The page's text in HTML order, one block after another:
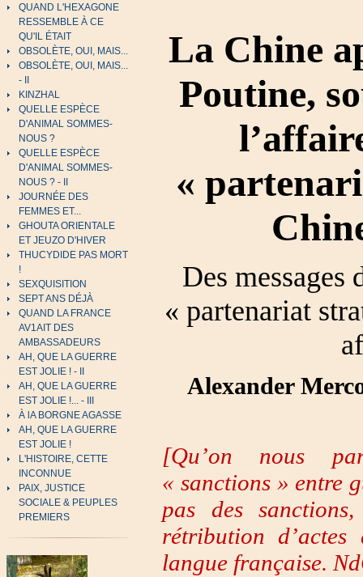
QUAND L'HEXAGONE
RESSEMBLE À CE
QU'IL ÉTAIT
OBSOLÈTE, OUI, MAIS...
OBSOLÈTE, OUI, MAIS...
- II
KINZHAL
QUELLE ESPÈCE
D'ANIMAL SOMMES-
NOUS ?
QUELLE ESPÈCE
D'ANIMAL SOMMES-
NOUS ? - II
JOURNÉE DES
FEMMES ET...
GHOUTA ORIENTALE
ET JEUZO D'HIVER
THUCYDIDE PAS MORT
!
SEXQUISITION
SEPT ANS DÉJÀ
QUAND LA FRANCE
AV1AIT DES
AMBASSADEURS
AH, QUE LA GUERRE
EST JOLIE ! - II
AH, QUE LA GUERRE
EST JOLIE !... - III
À lA BORGNE AGASSE
AH, QUE LA GUERRE
EST JOLIE !
L'HISTOIRE, CETTE
INCONNUE
PAIX, JUSTICE
SOCIALE & PEUPLES
PREMIERS
La Chine
Poutine,
«
Des messages
« partenariat
Alexander
[Qu’on nous
« sanctions » entre
pas des
rétribution
langue française.